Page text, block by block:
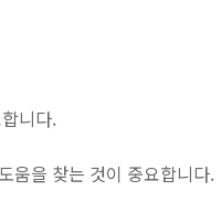
니다.
움을 찾는 것이 중요합니다.